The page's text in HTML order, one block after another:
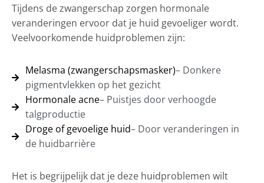
Tijdens de zwangerschap zorgen hormonale
veranderingen ervoor dat je huid gevoeliger wordt.
Veelvoorkomende huidproblemen zijn:
Melasma (zwangerschapsmasker)– Donkere
pigmentvlekken op het gezicht
Hormonale acne– Puistjes door verhoogde
talgproductie
Droge of gevoelige huid– Door veranderingen in
de huidbarrière
Het is begrijpelijk dat je deze huidproblemen wilt